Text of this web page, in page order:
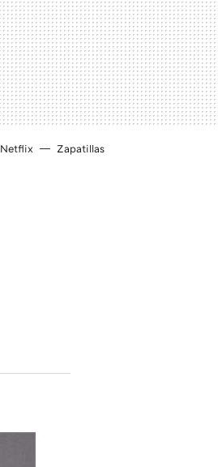
Netflix Zapatillas